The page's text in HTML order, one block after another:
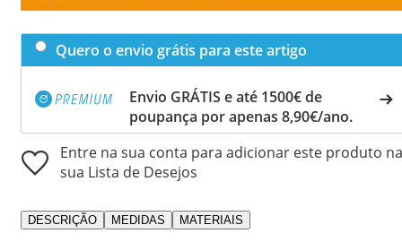
Quero o envio grátis para este artigo
Envio GRÁTIS e até 1500€ de
poupança por apenas 8,90€/ano.
Entre na sua conta para adicionar este produto na
sua Lista de Desejos
DESCRIÇÃO MEDIDAS MATERIAIS